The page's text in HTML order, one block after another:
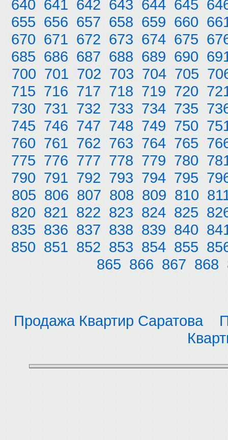
640 641 642 643 644 645
655 656 657 658 659 660
670 671 672 673 674 675
685 686 687 688 689 690
700 701 702 703 704 705
715 716 717 718 719 720
730 731 732 733 734 735
745 746 747 748 749 750
760 761 762 763 764 765
775 776 777 778 779 780
790 791 792 793 794 795
805 806 807 808 809 810
820 821 822 823 824 825
835 836 837 838 839 840
850 851 852 853 854 855
865 866 867 868
Продажа Квартир Саратова